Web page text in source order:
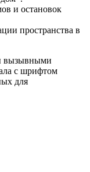
и остановок
пространства в
вызывными
с шрифтом
для